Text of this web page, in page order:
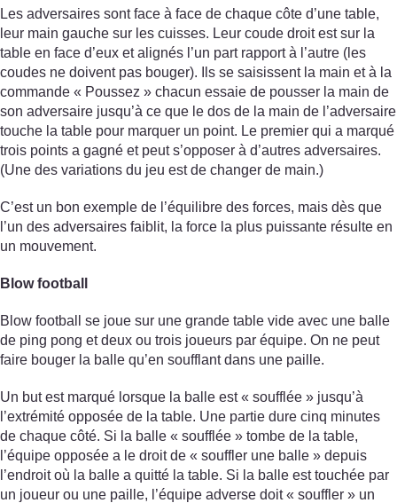
Les adversaires sont face à face de chaque côte d’une table,
leur main gauche sur les cuisses. Leur coude droit est sur la
table en face d’eux et alignés l’un part rapport à l’autre (les
coudes ne doivent pas bouger). Ils se saisissent la main et à la
commande « Poussez » chacun essaie de pousser la main de
son adversaire jusqu’à ce que le dos de la main de l’adversaire
touche la table pour marquer un point. Le premier qui a marqué
trois points a gagné et peut s’opposer à d’autres adversaires.
(Une des variations du jeu est de changer de main.)
C’est un bon exemple de l’équilibre des forces, mais dès que
l’un des adversaires faiblit, la force la plus puissante résulte en
un mouvement.
Blow football
Blow football se joue sur une grande table vide avec une balle
de ping pong et deux ou trois joueurs par équipe. On ne peut
faire bouger la balle qu’en soufflant dans une paille.
Un but est marqué lorsque la balle est « soufflée » jusqu’à
l’extrémité opposée de la table. Une partie dure cinq minutes
de chaque côté. Si la balle « soufflée » tombe de la table,
l’équipe opposée a le droit de « souffler une balle » depuis
l’endroit où la balle a quitté la table. Si la balle est touchée par
un joueur ou une paille, l’équipe adverse doit « souffler » un